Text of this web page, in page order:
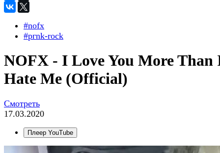
#nofx
#pгnk-roсk
NOFX - I Love You More Than
Hate Me (Official)
Смотреть
17.03.2020
Плеер YouTube